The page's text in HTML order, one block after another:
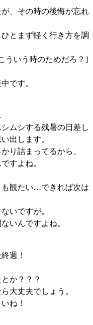
、その時の後悔が忘れ
とまず軽く行き方を調
ういう時のためだろ？｣
です。
ムシする残暑の日差し
出します。
り詰まってるから、
すよね。
も観たい…できれば次は
いですが。
いんですよね。
週！
か？？？
大丈夫でしょう。
ね！